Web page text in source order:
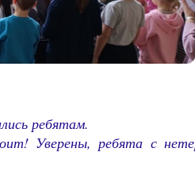
ребятам.
Уверены, ребята с